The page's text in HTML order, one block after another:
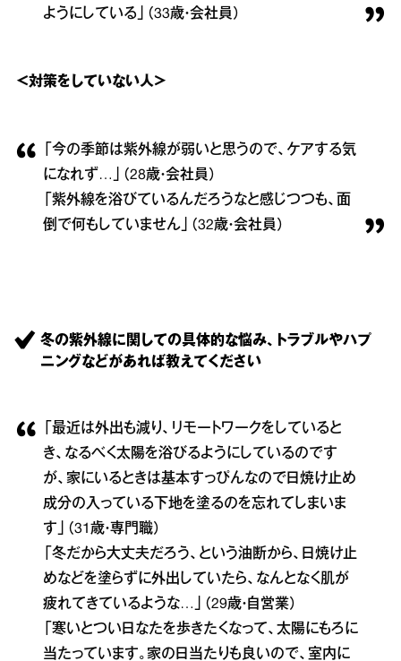
ようにしている」（33歳・会社員）
＜対策をしていない人＞
「今の季節は紫外線が弱いと思うので、ケアする気
になれず…」（28歳・会社員）
「紫外線を浴びているんだろうなと感じつつも、面
倒で何もしていません」（32歳・会社員）
冬の紫外線に関しての具体的な悩み、トラブルやハプ
ニングなどがあれば教えてください
「最近は外出も減り、リモートワークをしていると
き、なるべく太陽を浴びるようにしているのです
が、家にいるときは基本すっぴんなので日焼け止め
成分の入っている下地を塗るのを忘れてしまいま
す」（31歳・専門職）
「冬だから大丈夫だろう、という油断から、日焼け止
めなどを塗らずに外出していたら、なんとなく肌が
疲れてきているような…」（29歳・自営業）
「寒いとつい日なたを歩きたくなって、太陽にもろに
当たっています。家の日当たりも良いので、室内に